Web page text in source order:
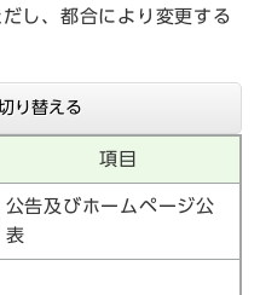
し、都合により変更する
り替える
項目
公告及びホームページ公
表